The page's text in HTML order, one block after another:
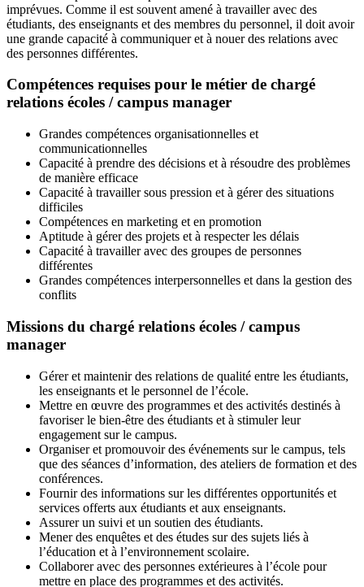
imprévues. Comme il est souvent amené à travailler avec des
étudiants, des enseignants et des membres du personnel, il doit avoir
une grande capacité à communiquer et à nouer des relations avec
des personnes différentes.
Compétences requises pour le métier de chargé
relations écoles / campus manager
Grandes compétences organisationnelles et
communicationnelles
Capacité à prendre des décisions et à résoudre des problèmes
de manière efficace
Capacité à travailler sous pression et à gérer des situations
difficiles
Compétences en marketing et en promotion
Aptitude à gérer des projets et à respecter les délais
Capacité à travailler avec des groupes de personnes
différentes
Grandes compétences interpersonnelles et dans la gestion des
conflits
Missions du chargé relations écoles / campus
manager
Gérer et maintenir des relations de qualité entre les étudiants,
les enseignants et le personnel de l’école.
Mettre en œuvre des programmes et des activités destinés à
favoriser le bien-être des étudiants et à stimuler leur
engagement sur le campus.
Organiser et promouvoir des événements sur le campus, tels
que des séances d’information, des ateliers de formation et des
conférences.
Fournir des informations sur les différentes opportunités et
services offerts aux étudiants et aux enseignants.
Assurer un suivi et un soutien des étudiants.
Mener des enquêtes et des études sur des sujets liés à
l’éducation et à l’environnement scolaire.
Collaborer avec des personnes extérieures à l’école pour
mettre en place des programmes et des activités.